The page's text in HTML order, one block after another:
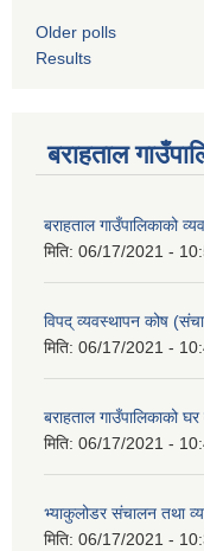
Older polls
Results
बराहताल
बराहताल गाउँपालिकाको
मिति: 06/17/2021 -
विपद् व्यवस्थापन कोष
मिति: 06/17/2021 -
बराहताल गाउँपालिकाको
मिति: 06/17/2021 -
भ्याकुलोडर संचालन तथा
मिति: 06/17/2021 -